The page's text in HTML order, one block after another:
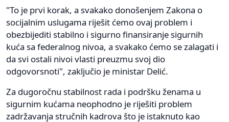
"To je prvi korak, a svakako donošenjem Zakona o
socijalnim uslugama riješit ćemo ovaj problem i
obezbijediti stabilno i sigurno finansiranje sigurnih
kuća sa federalnog nivoa, a svakako ćemo se zalagati i
da svi ostali nivoi vlasti preuzmu svoj dio
odgovorsnoti", zaključio je ministar Delić.
Za dugoročnu stabilnost rada i podršku ženama u
sigurnim kućama neophodno je riješiti problem
zadržavanja stručnih kadrova što je istaknuto kao